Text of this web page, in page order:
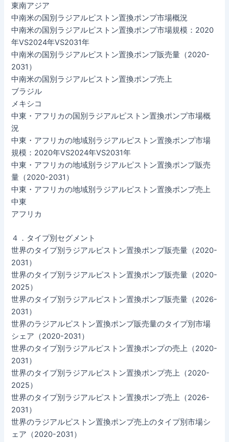
東南アジア
中南米の国別ラジアルピストン置換ポンプ市場概況
中南米の国別ラジアルピストン置換ポンプ市場規模：2020
年VS2024年VS2031年
中南米の国別ラジアルピストン置換ポンプ販売量（2020-
2031）
中南米の国別ラジアルピストン置換ポンプ売上
ブラジル
メキシコ
中東・アフリカの国別ラジアルピストン置換ポンプ市場概
況
中東・アフリカの地域別ラジアルピストン置換ポンプ市場
規模：2020年VS2024年VS2031年
中東・アフリカの地域別ラジアルピストン置換ポンプ販売
量（2020-2031）
中東・アフリカの地域別ラジアルピストン置換ポンプ売上
中東
アフリカ
４．タイプ別セグメント
世界のタイプ別ラジアルピストン置換ポンプ販売量（2020-
2031）
世界のタイプ別ラジアルピストン置換ポンプ販売量（2020-
2025）
世界のタイプ別ラジアルピストン置換ポンプ販売量（2026-
2031）
世界のラジアルピストン置換ポンプ販売量のタイプ別市場
シェア（2020-2031）
世界のタイプ別ラジアルピストン置換ポンプの売上（2020-
2031）
世界のタイプ別ラジアルピストン置換ポンプ売上（2020-
2025）
世界のタイプ別ラジアルピストン置換ポンプ売上（2026-
2031）
世界のラジアルピストン置換ポンプ売上のタイプ別市場シ
ェア（2020-2031）